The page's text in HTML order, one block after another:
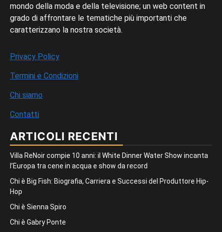
mondo della moda e della televisione; un web content in
grado di affrontare le tematiche più importanti che
caratterizzano la nostra società.
Privacy Policy
Termini e Condizioni
Chi siamo
Contatti
ARTICOLI RECENTI
Villa ReNoir compie 10 anni: il White Dinner Water Show incanta
l’Europa tra cene in acqua e show da record
Chi è Big Fish: Biografia, Carriera e Successi del Produttore Hip-
Hop
Chi è Sienna Spiro
Chi è Gabry Ponte